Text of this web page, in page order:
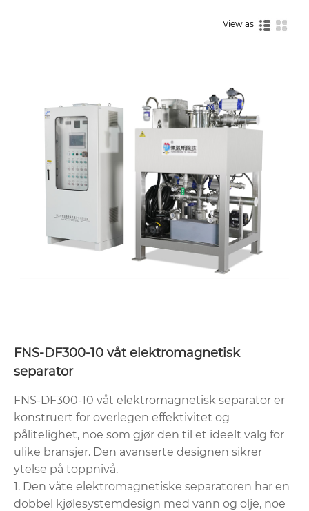
View as
FNS-DF300-10 våt elektromagnetisk
separator
FNS-DF300-10 våt elektromagnetisk separator er
konstruert for overlegen effektivitet og
pålitelighet, noe som gjør den til et ideelt valg for
ulike bransjer. Den avanserte designen sikrer
ytelse på toppnivå.
1. Den våte elektromagnetiske separatoren har en
dobbel kjølesystemdesign med vann og olje, noe